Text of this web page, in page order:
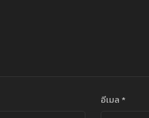
อีเมล *